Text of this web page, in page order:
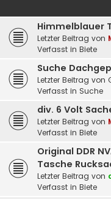
Himmelblauer
Letzter Beitrag von
Verfasst in Biete
Suche
Letzter Beitrag von
Verfasst in Suche
div. 6 Volt
Letzter Beitrag von
Verfasst in Biete
Original DDR
Tasche
Letzter Beitrag von
Verfasst in Biete